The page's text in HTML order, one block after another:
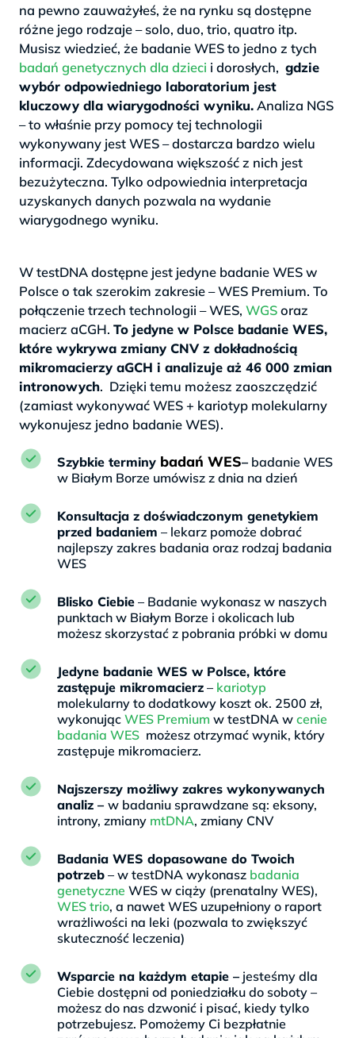
na pewno zauważyłeś, że na rynku są dostępne
różne jego rodzaje – solo, duo, trio, quatro itp.
Musisz wiedzieć, że badanie WES to jedno z tych
badań genetycznych dla dzieci i dorosłych, gdzie
wybór odpowiedniego laboratorium jest
kluczowy dla wiarygodności wyniku.Analiza NGS
– to właśnie przy pomocy tej technologii
wykonywany jest WES – dostarcza bardzo wielu
informacji. Zdecydowana większość z nich jest
bezużyteczna. Tylko odpowiednia interpretacja
uzyskanych danych pozwala na wydanie
wiarygodnego wyniku.
W testDNA dostępne jest jedyne badanie WES w
Polsce o tak szerokim zakresie – WES Premium. To
połączenie trzech technologii – WES, WGSoraz
macierz aCGH. To jedyne w Polsce badanie WES,
które wykrywa zmiany CNV z dokładnością
mikromacierzy aGCH i analizuje aż 46 000 zmian
intronowych. Dzięki temu możesz zaoszczędzić
(zamiast wykonywać WES + kariotyp molekularny
wykonujesz jedno badanie WES).
Szybkie terminy badań WES– badanie WES
w Białym Borze umówisz z dnia na dzień
Konsultacja z doświadczonym genetykiem
przed badaniem – lekarz pomoże dobrać
najlepszy zakres badania oraz rodzaj badania
WES
Blisko Ciebie – Badanie wykonasz w naszych
punktach w Białym Borze i okolicach lub
możesz skorzystać z pobrania próbki w domu
Jedyne badanie WES w Polsce, które
zastępuje mikromacierz – kariotyp
molekularny to dodatkowy koszt ok. 2500 zł,
wykonując WES Premium w testDNA w cenie
badania WES możesz otrzymać wynik, który
zastępuje mikromacierz.
Najszerszy możliwy zakres wykonywanych
analiz – w badaniu sprawdzane są: eksony,
introny, zmiany mtDNA, zmiany CNV
Badania WES dopasowane do Twoich
potrzeb – w testDNA wykonasz badania
genetyczne WES w ciąży (prenatalny WES),
WES trio, a nawet WES uzupełniony o raport
wrażliwości na leki (pozwala to zwiększyć
skuteczność leczenia)
Wsparcie na każdym etapie – jesteśmy dla
Ciebie dostępni od poniedziałku do soboty –
możesz do nas dzwonić i pisać, kiedy tylko
potrzebujesz. Pomożemy Ci bezpłatnie